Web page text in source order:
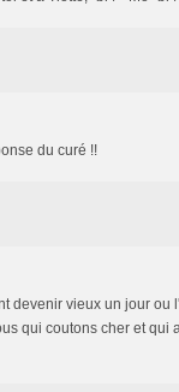
du curé !!
devenir vieux un jour ou
qui coutons cher et qui